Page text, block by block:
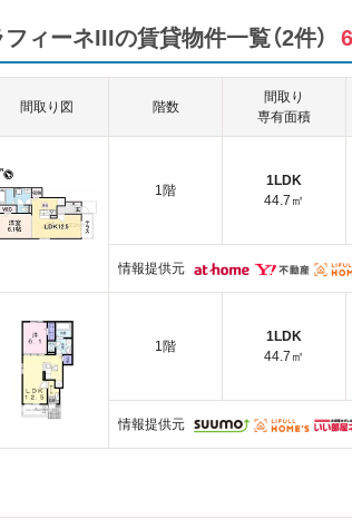
フィーネIIIの賃貸物件一覧（2件）
間取り図 階数
間取り
専有面積
1階
1LDK
44.7㎡
情報提供元
1階
1LDK
44.7㎡
情報提供元